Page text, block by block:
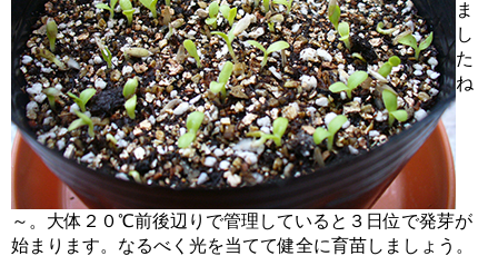
ま
し
た
ね
～。大体２０℃前後辺りで管理していると３日位で発芽が
始まります。なるべく光を当てて健全に育苗しましょう。